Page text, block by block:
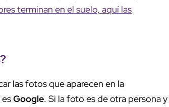
terminan en el suelo, aquí las
las fotos que aparecen en la
Google. Si la foto es de otra persona y